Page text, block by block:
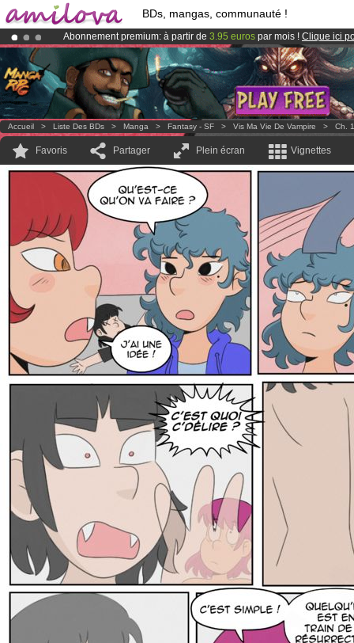
BDs, mangas, communauté !
Abonnement premium: à partir de 3.95 euros par mois ! Clique ici
LeKickstarter Amilova est désormais lancé!.
Déjà 100000membreset 1000BDs & Mangas!
Accueil > Liste Des BDs > Manga > Fantasy - SF > Vis Ma Vie De Vampire > Ch. 1
Favoris Partager Plein écran Vignettes